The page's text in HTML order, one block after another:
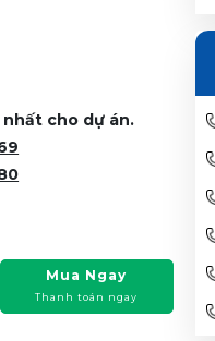
cho dự án.
Mua Ngay
Thanh toán ngay